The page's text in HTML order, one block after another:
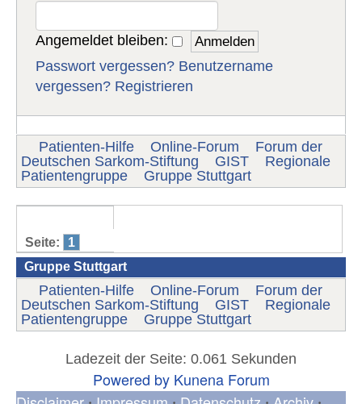
Angemeldet bleiben:
Passwort vergessen? Benutzername
vergessen? Registrieren
Patienten-Hilfe Online-Forum
Forum der
Deutschen Sarkom-Stiftung
GIST
Regionale
Patientengruppe
Gruppe Stuttgart
Seite:
1
Gruppe Stuttgart
Patienten-Hilfe Online-Forum
Forum der
Deutschen Sarkom-Stiftung
GIST
Regionale
Patientengruppe
Gruppe Stuttgart
Ladezeit der Seite: 0.061 Sekunden
Powered by Kunena Forum